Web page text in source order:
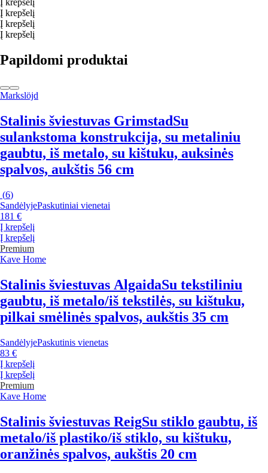
Į krepšelį
Į krepšelį
Į krepšelį
Papildomi produktai
Markslöjd
Stalinis šviestuvas GrimstadSu
sulankstoma konstrukcija, su metaliniu
gaubtu, iš metalo, su kištuku, auksinės
spalvos, aukštis 56 cm
(6)
SandėlyjePaskutiniai vienetai
181 €
Į krepšelį
Į krepšelį
Premium
Kave Home
Stalinis šviestuvas AlgaidaSu tekstiliniu
gaubtu, iš metalo/iš tekstilės, su kištuku,
pilkai smėlinės spalvos, aukštis 35 cm
SandėlyjePaskutinis vienetas
83 €
Į krepšelį
Į krepšelį
Premium
Kave Home
Stalinis šviestuvas ReigSu stiklo gaubtu, iš
metalo/iš plastiko/iš stiklo, su kištuku,
oranžinės spalvos, aukštis 20 cm